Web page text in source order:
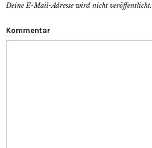
Deine E-Mail-Adresse wird nicht veröffentlicht.
Kommentar